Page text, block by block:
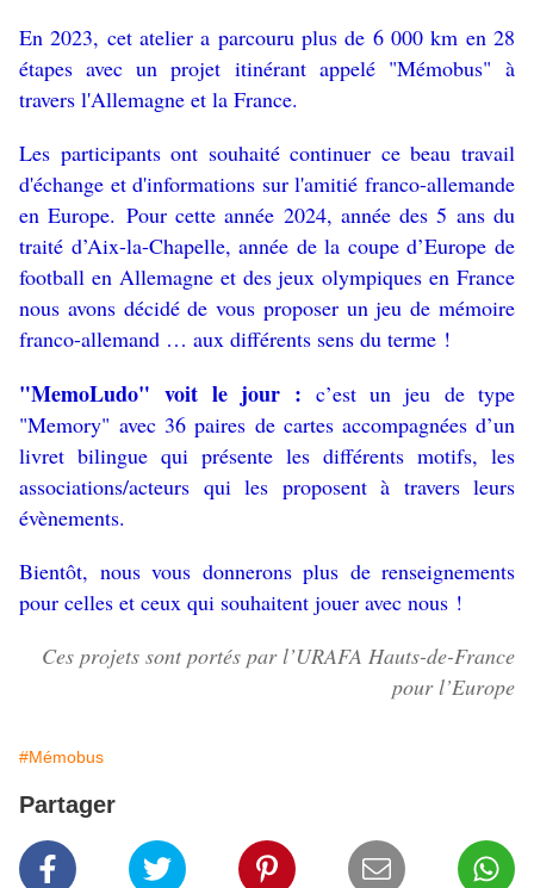
En 2023, cet atelier a parcouru plus de 6 000 km en 28
étapes avec un projet itinérant appelé "Mémobus" à
travers l'Allemagne et la France.
Les participants ont souhaité continuer ce beau travail
d'échange et d'informations sur l'amitié franco-allemande
en Europe. Pour cette année 2024, année des 5 ans du
traité d’Aix-la-Chapelle, année de la coupe d’Europe de
football en Allemagne et des jeux olympiques en France
nous avons décidé de vous proposer un jeu de mémoire
franco-allemand … aux différents sens du terme !
"MemoLudo" voit le jour : c’est un jeu de type
"Memory" avec 36 paires de cartes accompagnées d’un
livret bilingue qui présente les différents motifs, les
associations/acteurs qui les proposent à travers leurs
évènements.
Bientôt, nous vous donnerons plus de renseignements
pour celles et ceux qui souhaitent jouer avec nous !
Ces projets sont portés par l’URAFA Hauts-de-France
pour l’Europe
#Mémobus
Partager